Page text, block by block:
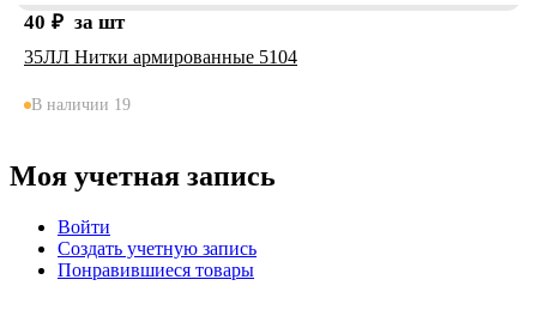
40 ₽ за шт
35ЛЛ Нитки армированные 5104
В наличии 19
Моя учетная запись
Войти
Создать учетную запись
Понравившиеся товары